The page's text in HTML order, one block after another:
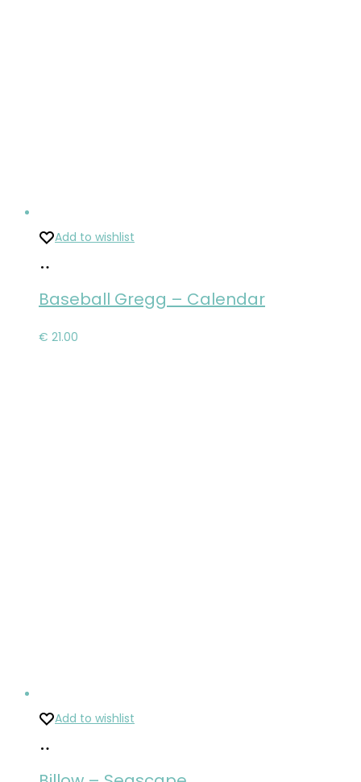
Add to wishlist
košíka
Baseball Gregg – Calendar
€ 21.00
Add to wishlist